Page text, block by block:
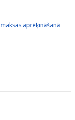
aprēķināšanā